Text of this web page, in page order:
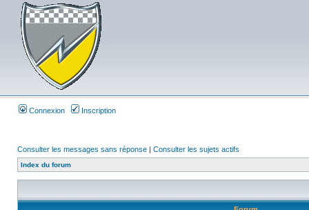
Connexion Inscription
Consulter les messages sans réponse | Consulter les sujets actifs
Index du forum